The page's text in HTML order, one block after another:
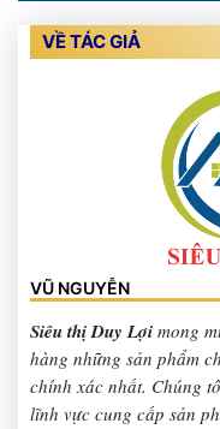
VỀ TÁC GIẢ
VŨ NGUYỄN
Siêu thị Duy Lợi mong
hàng những sản phẩm
chính xác nhất. Chúng
lĩnh vực cung cấp sản